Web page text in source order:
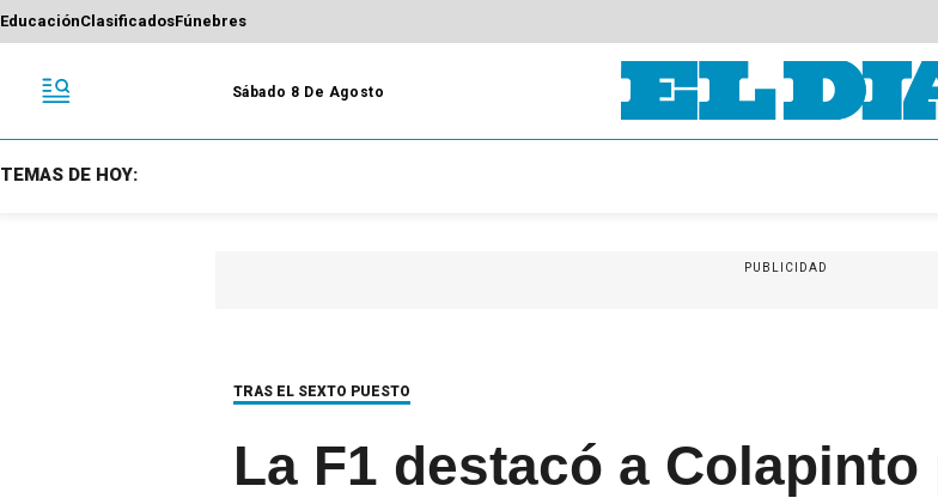
EducaciónClasificadosFúnebres
Sábado 8 De Agosto
TEMAS DE HOY:
PUBLICIDAD
TRAS EL SEXTO PUESTO
La F1 destacó a